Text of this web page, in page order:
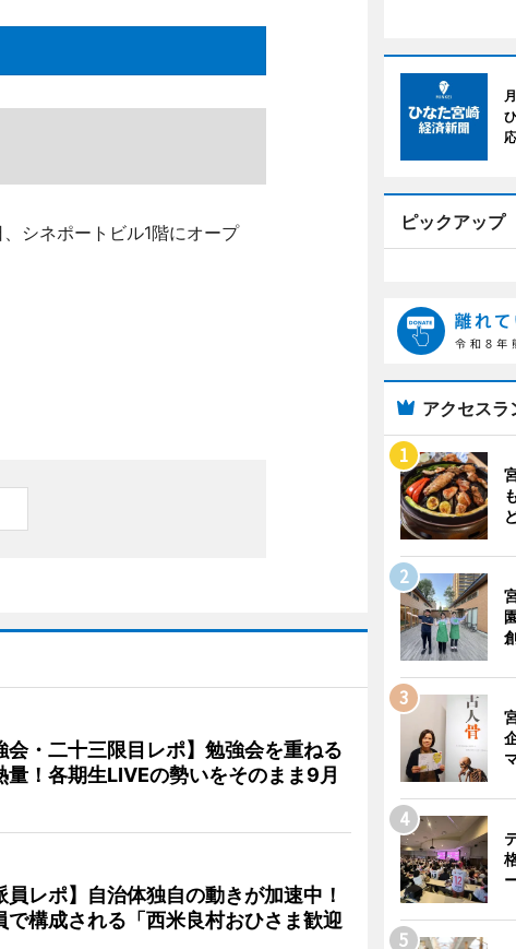
シネポートビル1階にオープ
会・二十三限目レポ】勉強会を重ねる
量！各期生LIVEの勢いをそのまま9月
員レポ】自治体独自の動きが加速中！
で構成される「西米良村おひさま歓迎
ピックアップ
アクセスラ